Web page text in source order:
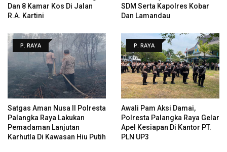
Dan 8 Kamar Kos Di Jalan
R.A. Kartini
SDM Serta Kapolres Kobar
Dan Lamandau
P. RAYA
Satgas Aman Nusa II Polresta
Palangka Raya Lakukan
Pemadaman Lanjutan
Karhutla Di Kawasan Hiu Putih
P. RAYA
Awali Pam Aksi Damai,
Polresta Palangka Raya Gelar
Apel Kesiapan Di Kantor PT.
PLN UP3